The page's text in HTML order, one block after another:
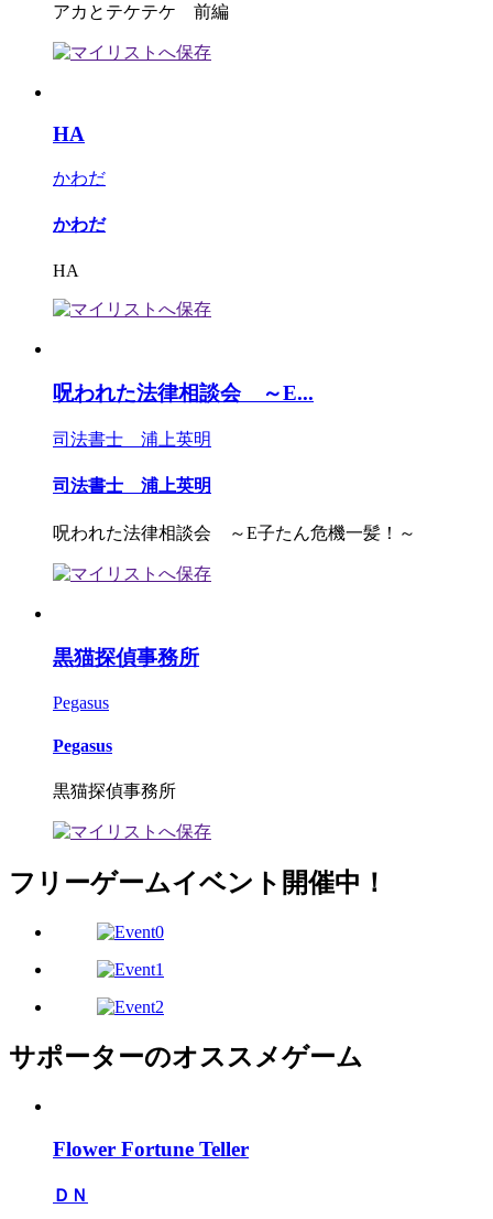
アカとテケテケ 前編
HA
かわだ
かわだ
HA
呪われた法律相談会 ～E...
司法書士 浦上英明
司法書士 浦上英明
呪われた法律相談会 ～E子たん危機一髪！～
黒猫探偵事務所
Pegasus
Pegasus
黒猫探偵事務所
フリーゲームイベント開催中！
サポーターのオススメゲーム
Flower Fortune Teller
ＤＮ